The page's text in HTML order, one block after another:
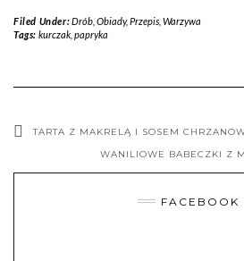
Filed Under:Drób, Obiady,Przepis, Warzywa
Tags: kurczak, papryka
TARTA Z MAKRELĄ I SOSEM
WANILIOWE BABECZKI Z
FACEBOOK